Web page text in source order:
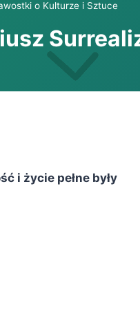
o Kulturze i Sztuce
i życie pełne były